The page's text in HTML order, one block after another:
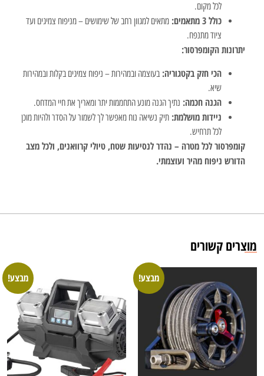
לכל מקום.
כולל 3 מתאמים:
מתאים למגוון רחב של שימושים – מניפוח צמיגים ועד
ציוד מתנפח.
יתרונות הקומפרסור:
הכי חזק בקטגוריה: בעוצמה ובמהירות – ניפוח צמיגים בקלות ובמהירות
שיא.
הגנה חכמה: נתיך הגנה מונע התחממות יתר ומאריך את חיי המדחס.
ניידות מושלמת: תיק נשיאה נוח מאפשר לך לשמור על הסדר ולהיות מוכן
לכל תרחיש.
קומפרסור לכל מטרה – נהדר לנסיעות שטח, טיולי קרוואנים, ולכל מצב
הדורש ניפוח מהיר ועוצמתי.
מוצרים קשורים
מבצע! מבצע!